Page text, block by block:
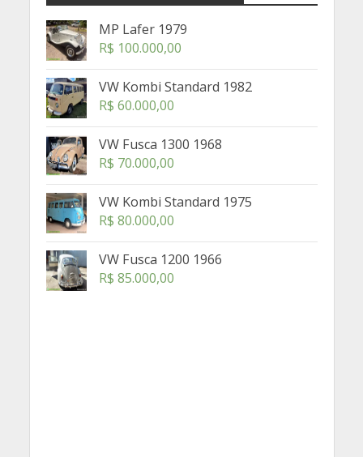
MP Lafer 1979
R$ 100.000,00
VW Kombi Standard 1982
R$ 60.000,00
VW Fusca 1300 1968
R$ 70.000,00
VW Kombi Standard 1975
R$ 80.000,00
VW Fusca 1200 1966
R$ 85.000,00